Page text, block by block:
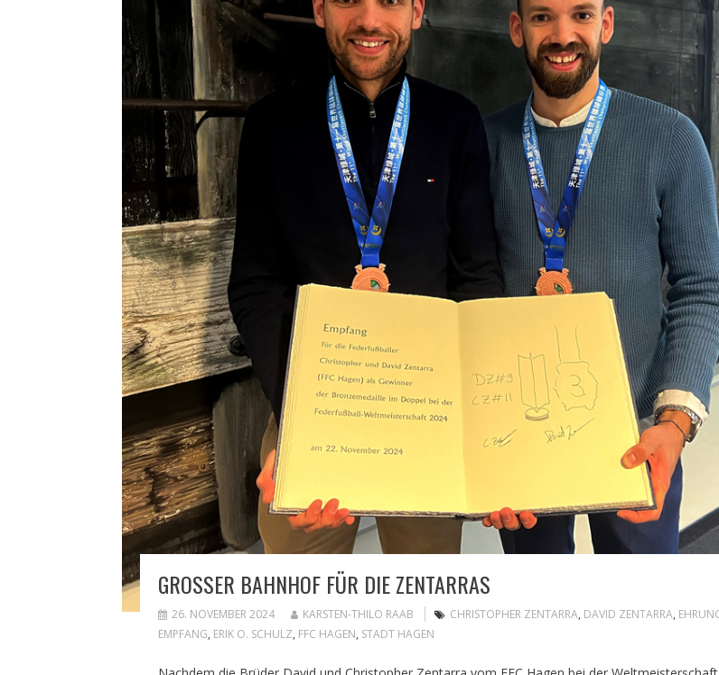
GROSSER BAHNHOF FÜR DIE ZENTARRAS
26. NOVEMBER 2024 KARSTEN-THILO RAAB CHRISTOPHER ZENTARRA, DAVID ZENTARRA,
EMPFANG, ERIK O. SCHULZ, FFC HAGEN, STADT HAGEN